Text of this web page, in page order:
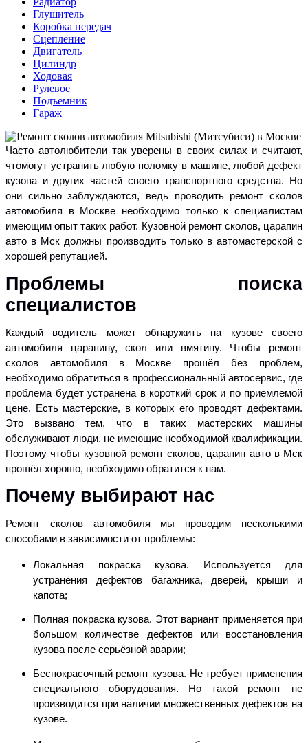
Глушитель
Коробка передач
Сцепление
Двигатель
Цилиндр
Ходовая
Рулевое
Подъемник
Гараж
Часто автолюбители так уверены в своих силах и считают,
чтомогут устранить любую поломку в машине, любой дефект
кузова и других частей своего транспортного средства. Но
они сильно заблуждаются, ведь проводить ремонт сколов
автомобиля в Москве необходимо только к специалистам
имеющим опыт таких работ. Кузовной ремонт сколов, царапин
авто в Мск должны производить только в автомастерской с
хорошей репутацией.
Проблемы поиска
специалистов
Каждый водитель может обнаружить на кузове своего
автомобиля царапину, скол или вмятину. Чтобы ремонт
сколов автомобиля в Москве прошёл без проблем,
необходимо обратиться в профессиональный автосервис, где
проблема будет устранена в короткий срок и по приемлемой
цене. Есть мастерские, в которых его проводят дефектами.
Это вызвано тем, что в таких мастерских машины
обслуживают люди, не имеющие необходимой квалификации.
Поэтому чтобы кузовной ремонт сколов, царапин авто в Мск
прошёл хорошо, необходимо обратится к нам.
Почему выбирают нас
Ремонт сколов автомобиля мы проводим несколькими
способами в зависимости от проблемы:
Локальная покраска кузова. Используется для
устранения дефектов багажника, дверей, крыши и
капота;
Полная покраска кузова. Этот вариант применяется при
большом количестве дефектов или восстановления
кузова после серьёзной аварии;
Беспокрасочный ремонт кузова. Не требует применения
специального оборудования. Но такой ремонт не
производится при наличии множественных дефектов на
кузове.